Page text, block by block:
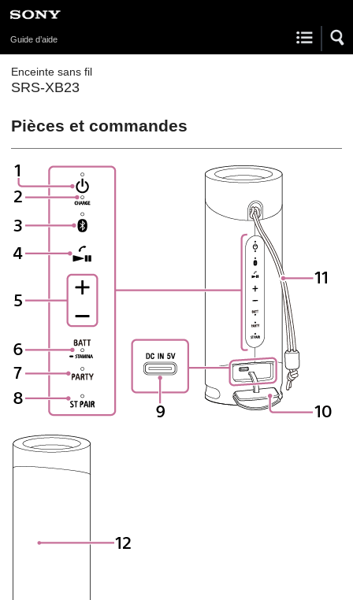
Guide d’aide
Enceinte sans fil
SRS-XB23
Pièces et commandes